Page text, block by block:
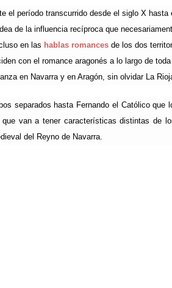
el período transcurrido desde el siglo X hasta
de la influencia recíproca que
en las hablas romances de los dos
con el romance aragonés a lo largo de
en Navarra y en Aragón, sin olvidar La
separados hasta Fernando el Católico que
van a tener características distintas de
del Reyno de Navarra.